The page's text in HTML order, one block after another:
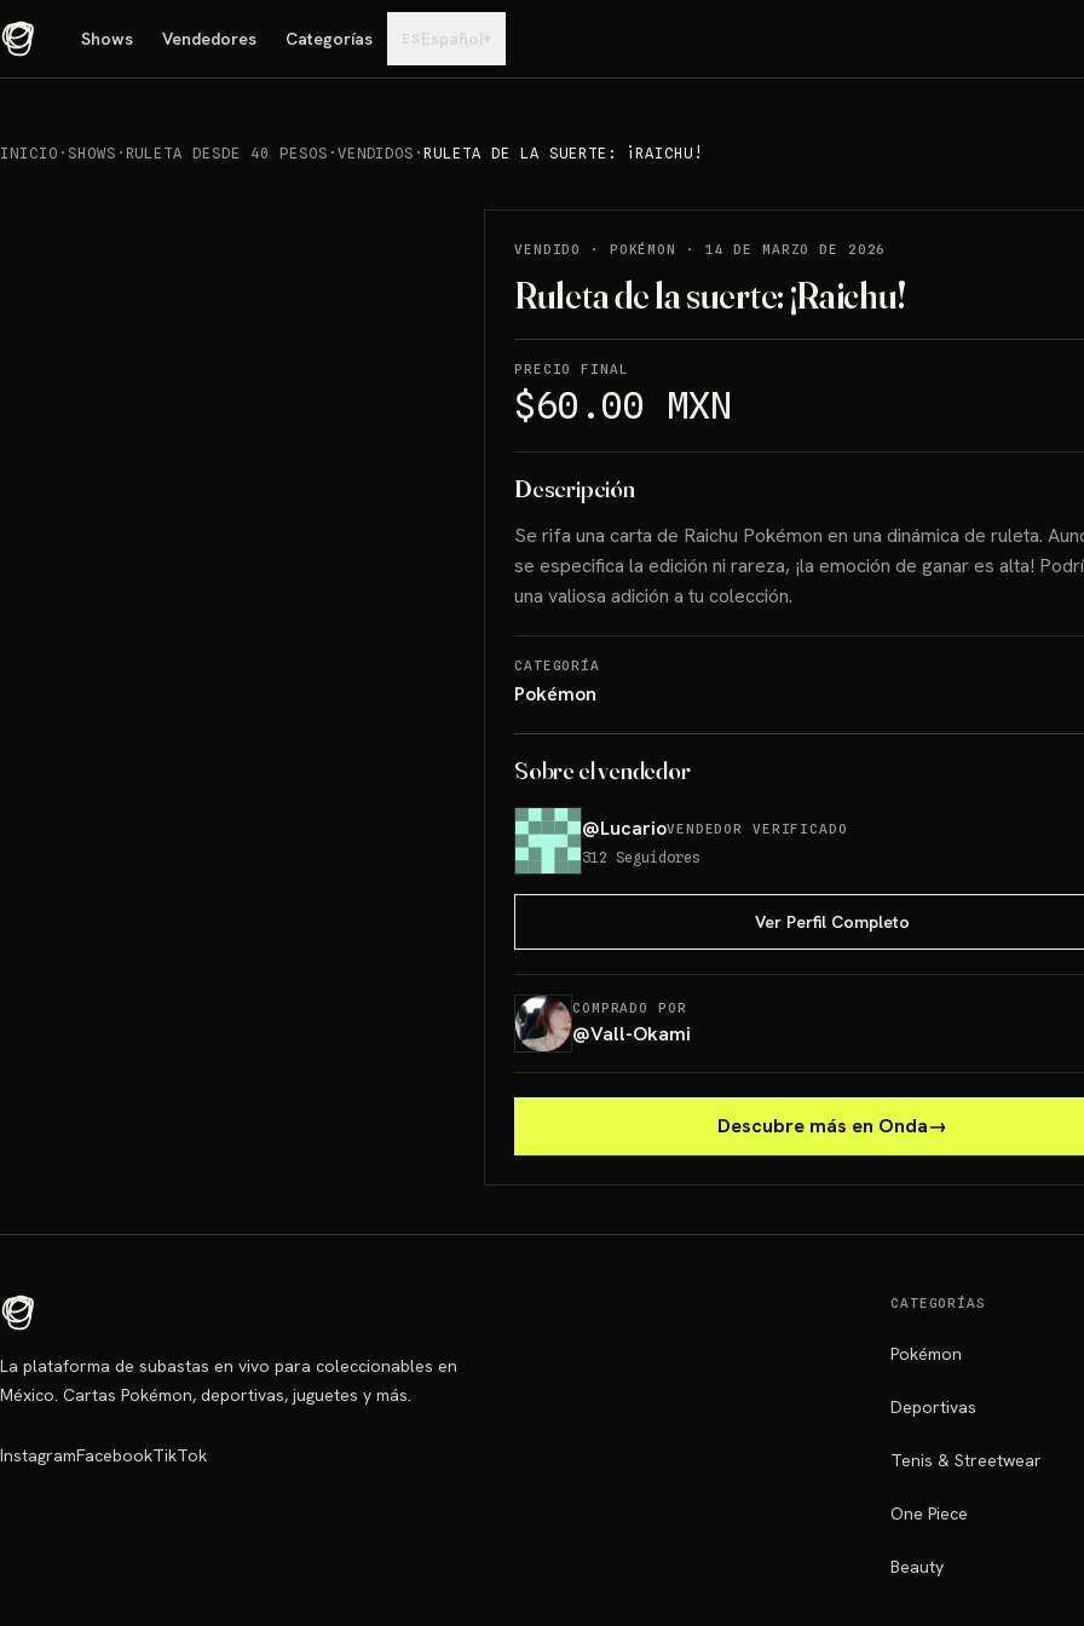
Shows Vendedores Categorías ES Español▾
INICIO · SHOWS · RULETA DESDE 40 PESOS · VENDIDOS ·RULETA DE LA SUERTE: ¡RAICHU!
VENDIDO · POKÉMON · 14 DE MARZO DE 2026
Ruleta de la suerte: ¡Raichu!
PRECIO FINAL
$60.00 MXN
Descripción
Se rifa una carta de Raichu Pokémon en una dinámica de ruleta.
se especifica la edición ni rareza, ¡la emoción de ganar es alta!
una valiosa adición a tu colección.
CATEGORÍA
Pokémon
Sobre el vendedor
@LucarioVENDEDOR VERIFICADO
312 Seguidores
Ver Perfil Completo
COMPRADO POR
@Vall-Okami
Descubre más en Onda→
La plataforma de subastas en vivo para coleccionables en
México. Cartas Pokémon, deportivas, juguetes y más.
InstagramFacebookTikTok
CATEGORÍAS
Pokémon
Deportivas
Tenis & Streetwear
One Piece
Beauty